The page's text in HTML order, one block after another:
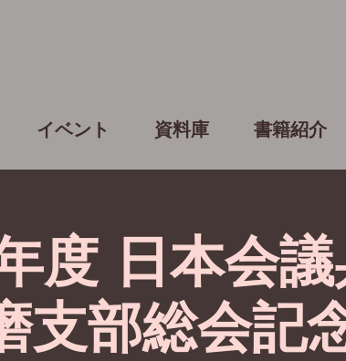
イベント 資料庫 書籍紹介
度 日本会議
支部総会記